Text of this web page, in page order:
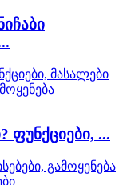
ფუნქციები, ...